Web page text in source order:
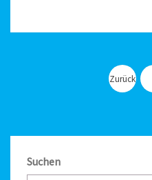
Zurück
Suchen